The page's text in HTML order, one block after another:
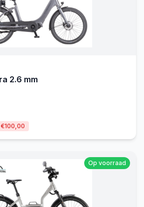
2.6 mm
100,00
Op voorraad